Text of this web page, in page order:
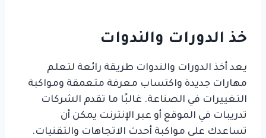
خذ الدورات والندوات
يعد أخذ الدورات والندوات طريقة رائعة لتعلم
مهارات جديدة واكتساب معرفة متعمقة ومواكبة
التغييرات في الصناعة. غالبًا ما تقدم الشركات
تدريبات في الموقع أو عبر الإنترنت يمكن أن
تساعدك على مواكبة أحدث الاتجاهات والتقنيات.